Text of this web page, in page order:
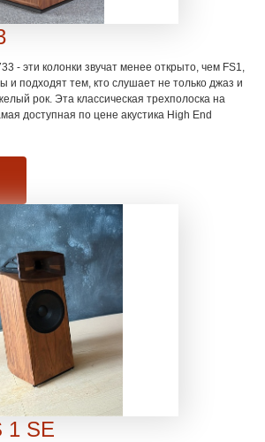
- эти колонки звучат менее открыто, чем FS1,
и подходят тем, кто слушает не только джаз и
рок. Эта классическая трехполоска на
доступная по цене акустика High End
1 SE